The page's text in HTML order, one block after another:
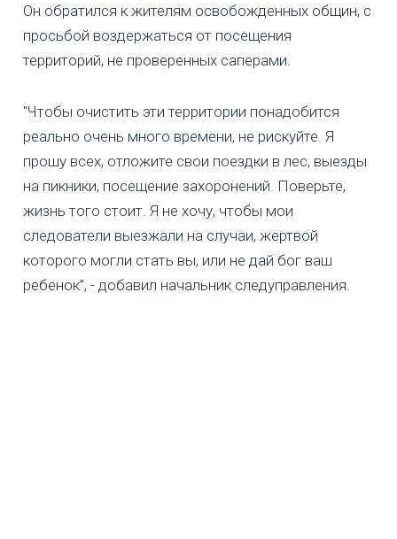
Он обратился к жителям освобожденных общин, с
просьбой воздержаться от посещения
территорий, не проверенных саперами.
"Чтобы очистить эти территории понадобится
реально очень много времени, не рискуйте. Я
прошу всех, отложите свои поездки в лес, выезды
на пикники, посещение захоронений. Поверьте,
жизнь того стоит. Я не хочу, чтобы мои
следователи выезжали на случаи, жертвой
которого могли стать вы, или не дай бог ваш
ребенок”, - добавил начальник следуправления.